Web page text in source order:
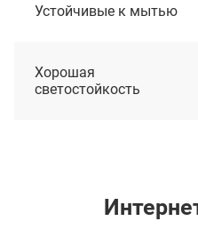
Устойчивые к мытью
Хорошая
светостойкость